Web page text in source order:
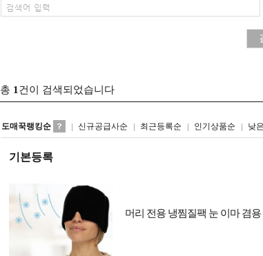
총 1 건이 검색되었습니다
도매꾹랭킹순 신규공급사순 최근등록순 인기상품순 낮
리스트형갤러리형
기본등록
머리 전용 냉찜질팩 눈 이마 겸